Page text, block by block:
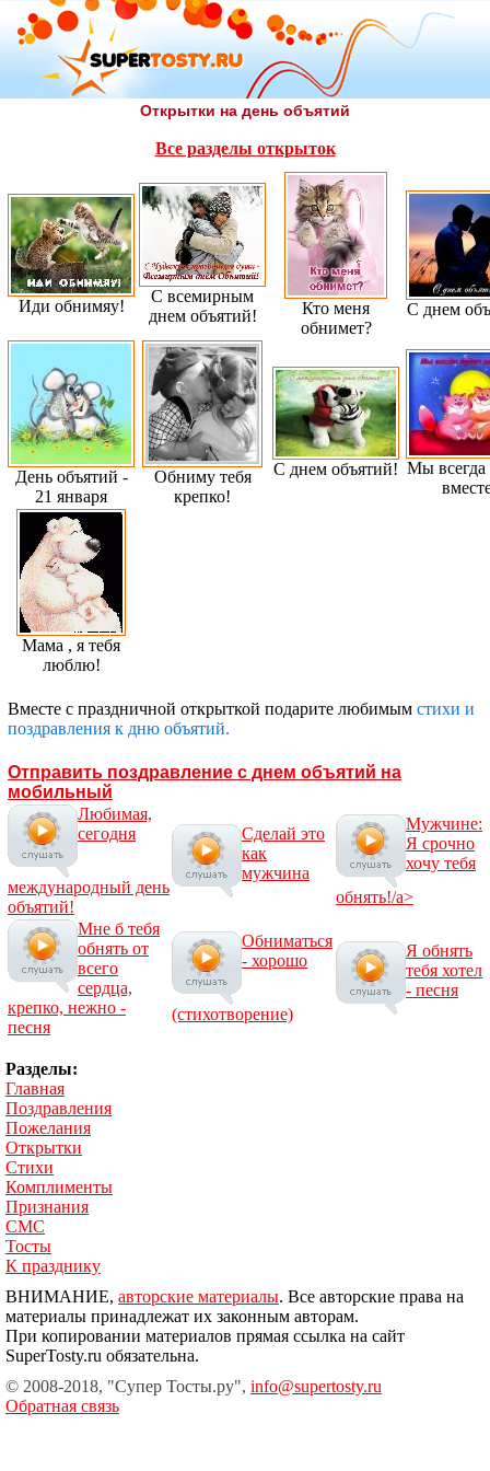
Открытки на день объятий
Все разделы открыток
Иди обнимяу!
С всемирным
днем объятий!
Кто меня
обнимет?
С днем
День объятий -
21 января
Обниму тебя
крепко!
С днем объятий! Мы всегда
Мама , я тебя
люблю!
Вместе с праздничной открыткой подарите любимым стихи и
поздравления к дню объятий.
Отправить поздравление с днем объятий на
мобильный
Любимая,
сегодня
международный день
объятий!
Сделай это
как
мужчина
Мужчине:
Я срочно
хочу тебя
обнять!/a>
Мне б тебя
обнять от
всего
сердца,
крепко, нежно -
песня
Обниматься
- хорошо
(стихотворение)
Я обнять
тебя хотел
- песня
Разделы:
Главная
Поздравления
Пожелания
Открытки
Стихи
Комплименты
Признания
СМС
Тосты
К празднику
ВНИМАНИЕ, авторские материалы. Все авторские права на
материалы принадлежат их законным авторам.
При копировании материалов прямая ссылка на сайт
SuperTosty.ru обязательна.
© 2008-2018, "Супер Тосты.ру", info@supertosty.ru
Обратная связь